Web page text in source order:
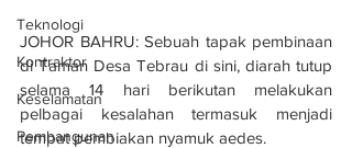
Teknologi
Kontraktor
Keselamatan
Pembangunan
JOHOR BAHRU: Sebuah tapak pembinaan
di Taman Desa Tebrau di sini, diarah tutup
selama 14 hari berikutan melakukan
pelbagai kesalahan termasuk menjadi
tempat pembiakan nyamuk aedes.